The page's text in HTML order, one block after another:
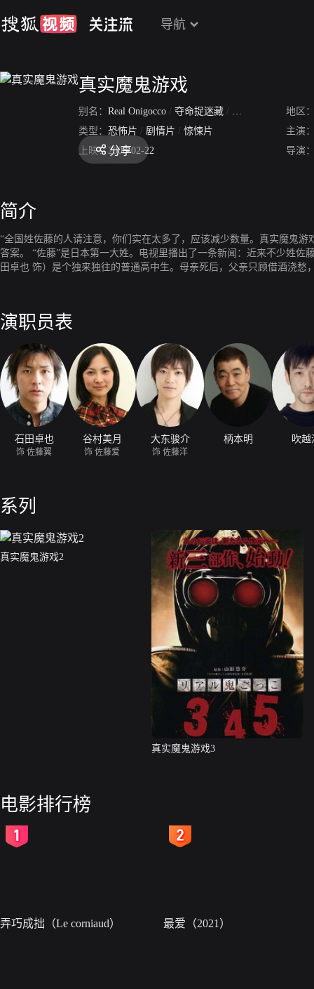
导航
真实魔鬼游戏
别名： Real Onigocco / 夺命捉迷藏 / 真实魔鬼游戏1地区
类型： 恐怖片 / 剧情片 / 惊悚片
主演
上映： 2008-02-22 导演
分享
简介
“全国姓佐藤的人请注意，你们实在太多了，应该减少数量。真实魔鬼游戏开始了，请努力逃跑吧。” 为什么要被追杀？如何结束
答案。 “佐藤”是日本第一大姓。电视里播出了一条新闻：近来不少姓佐藤的人相继身亡，死因各不相同，有事故、疾病，也有谋杀、自杀，这一怪异现象引起了各方关注。 佐藤翼（石
田卓也 饰）是个独来独往的普通高中生。母亲死后，父亲只顾借酒浇愁，妹妹
睛闪着红光。不明就里的翼跟着洋也逃了起来。四处不断有被黑衣人抓
演职员表
石田卓也
饰 佐藤翼
谷村美月
饰 佐藤爱
大东骏介
饰 佐藤洋
柄本明 吹越
系列
真实魔鬼游戏2
真实魔鬼游戏3
电影排行榜
弄巧成拙（Le corniaud） 最爱（2021）